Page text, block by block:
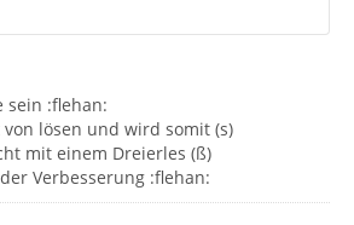
sein :flehan:
lösen und wird somit (s)
mit einem Dreierles (ß)
Verbesserung :flehan: